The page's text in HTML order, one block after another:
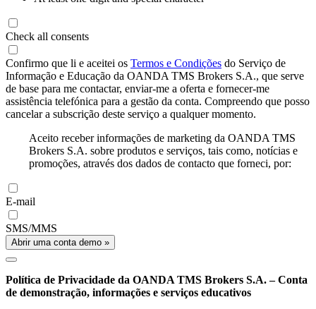
Check all consents
Confirmo que li e aceitei os Termos e Condições do Serviço de
Informação e Educação da OANDA TMS Brokers S.A., que serve
de base para me contactar, enviar-me a oferta e fornecer-me
assistência telefónica para a gestão da conta. Compreendo que posso
cancelar a subscrição deste serviço a qualquer momento.
Aceito receber informações de marketing da OANDA TMS
Brokers S.A. sobre produtos e serviços, tais como, notícias e
promoções, através dos dados de contacto que forneci, por:
E-mail
SMS/MMS
Abrir uma conta demo »
Política de Privacidade da OANDA TMS Brokers S.A. – Conta
de demonstração, informações e serviços educativos